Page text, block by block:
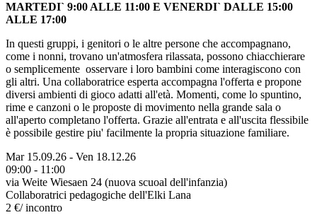
MARTEDI` 9:00 ALLE 11:00 E VENERDI` DALLE 15:00
ALLE 17:00
In questi gruppi, i genitori o le altre persone che accompagnano,
come i nonni, trovano un'atmosfera rilassata, possono chiacchierare
o semplicemente osservare i loro bambini come interagiscono con
gli altri. Una collaboratrice esperta accompagna l'offerta e propone
diversi ambienti di gioco adatti all'età. Momenti, come lo spuntino,
rime e canzoni o le proposte di movimento nella grande sala o
all'aperto completano l'offerta. Grazie all'entrata e all'uscita flessibile
è possibile gestire piu' facilmente la propria situazione familiare.
Mar 15.09.26 - Ven 18.12.26
09:00 - 11:00
via Weite Wiesaen 24 (nuova scuoal dell'infanzia)
Collaboratrici pedagogiche dell'Elki Lana
2 €/ incontro